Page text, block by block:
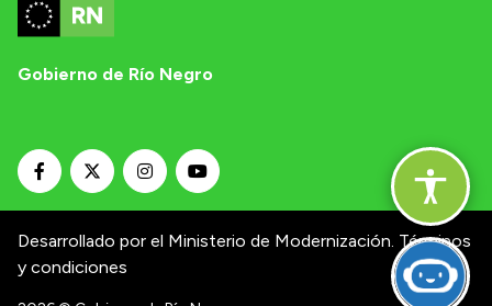
Gobierno de Río Negro
Desarrollado por el Ministerio de Modernización. Términos
y condiciones